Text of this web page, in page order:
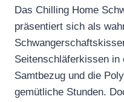
Das Chilling Home
präsentiert sich als
Seitenschläferkissen in
Samtbezug und die
gemütliche Stunden.